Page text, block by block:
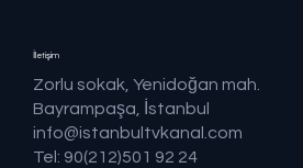
İletişim
Zorlu sokak, Yenidoğan mah.
Bayrampaşa, İstanbul
info@istanbultvkanal.com
Tel: 90(212)501 92 24